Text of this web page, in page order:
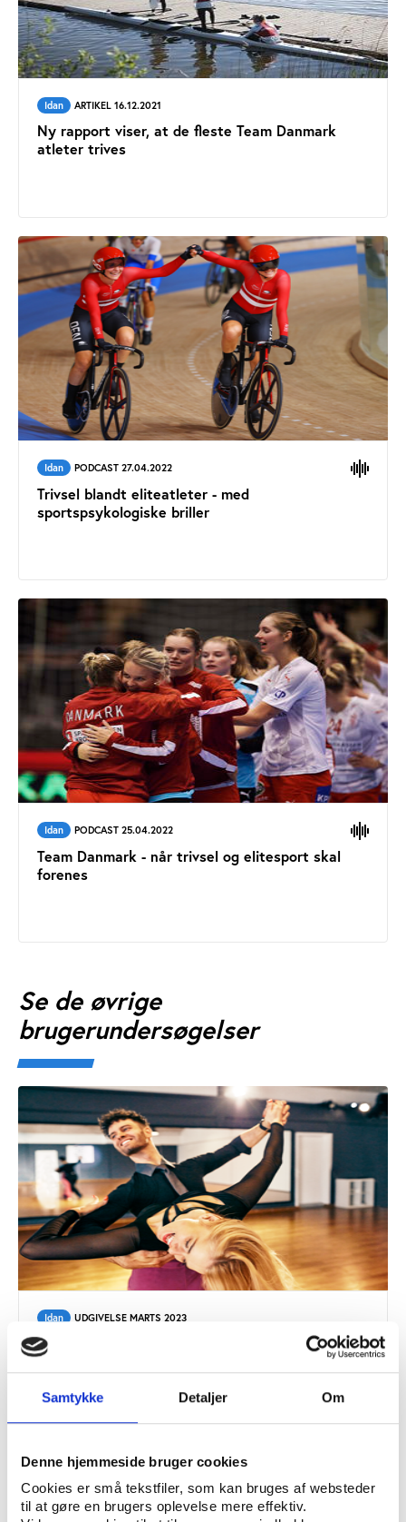
Samtykke Detaljer Om
Denne hjemmeside bruger cookies
Cookies er små tekstfiler, som kan bruges af websteder
til at gøre en brugers oplevelse mere effektiv.
Idan ARTIKEL 16.12.2021
Ny rapport viser, at de fleste Team Danmark
atleter trives
Idan PODCAST 27.04.2022
Trivsel blandt eliteatleter - med
sportspsykologiske briller
Idan PODCAST 25.04.2022
Team Danmark - når trivsel og elitesport skal
forenes
Se de øvrige
brugerundersøgelser
Idan UDGIVELSE MARTS 2023
Team Danmark atletundersøgelse 2022